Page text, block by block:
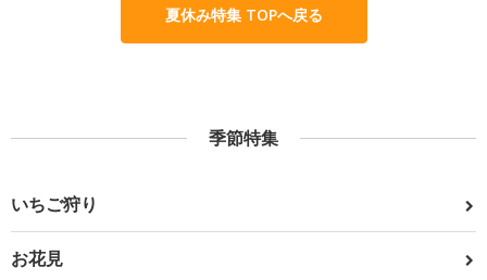
夏休み特集 TOPへ戻る
季節特集
いちご狩り
お花見